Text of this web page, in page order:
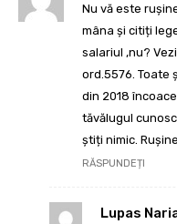
Nu vă este
mâna și citiți
salariul ,nu?
ord.5576. Toate
din 2018
tăvălugul
știți nimic.
RĂSPUNDEȚI
Lupas